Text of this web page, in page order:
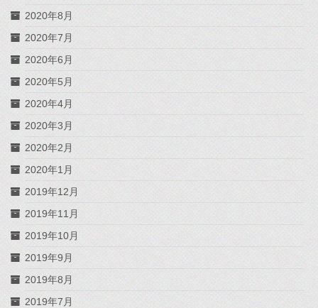
2020年8月
2020年7月
2020年6月
2020年5月
2020年4月
2020年3月
2020年2月
2020年1月
2019年12月
2019年11月
2019年10月
2019年9月
2019年8月
2019年7月